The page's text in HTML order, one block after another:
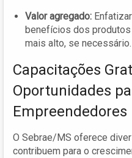
Valor agregado:
benefícios dos
mais alto, se necessário.
Capacitações
Oportunidades
Empreendedores
O Sebrae/MS oferece
contribuem para o